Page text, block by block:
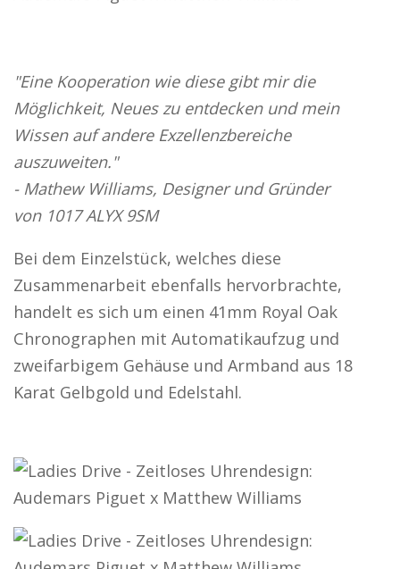
"Eine Kooperation wie diese gibt mir die
Möglichkeit, Neues zu entdecken und mein
Wissen auf andere Exzellenzbereiche
auszuweiten."
- Mathew Williams, Designer und Gründer
von 1017 ALYX 9SM
Bei dem Einzelstück, welches diese
Zusammenarbeit ebenfalls hervorbrachte,
handelt es sich um einen 41mm Royal Oak
Chronographen mit Automatikaufzug und
zweifarbigem Gehäuse und Armband aus 18
Karat Gelbgold und Edelstahl.